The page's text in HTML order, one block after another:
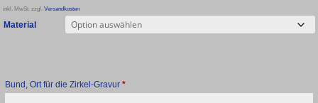
inkl. MwSt. zzgl. Versandkosten
Material
Bund, Ort für die Zirkel-Gravur *